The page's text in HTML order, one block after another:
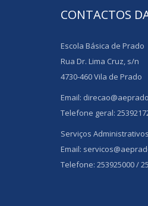
CONTACTOS
Escola Básica de Prado
Rua Dr. Lima Cruz, s/n
4730-460 Vila de Prado
Email:
Telefone geral:
Serviços
Email:
Telefone: 253925000 /